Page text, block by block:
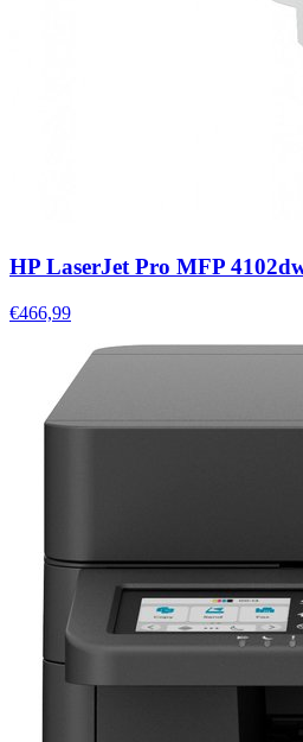
HP LaserJet Pro MFP
€466,99